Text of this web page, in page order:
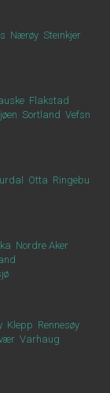
Nærøy Steinkjer
Flakstad
Sortland Vefsn
Otta Ringebu
Nordre Aker
Klepp Rennesøy
Varhaug